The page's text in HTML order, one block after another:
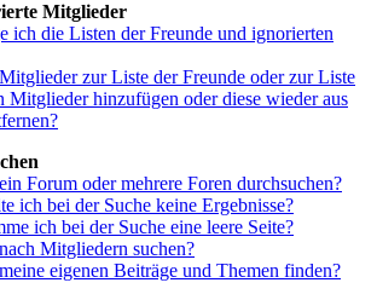
Mitglieder
ich die Listen der Freunde und ignorierten
zur Liste der Freunde oder zur Liste
Mitglieder hinzufügen oder diese wieder aus
Forum oder mehrere Foren durchsuchen?
ich bei der Suche keine Ergebnisse?
ich bei der Suche eine leere Seite?
Mitgliedern suchen?
eigenen Beiträge und Themen finden?